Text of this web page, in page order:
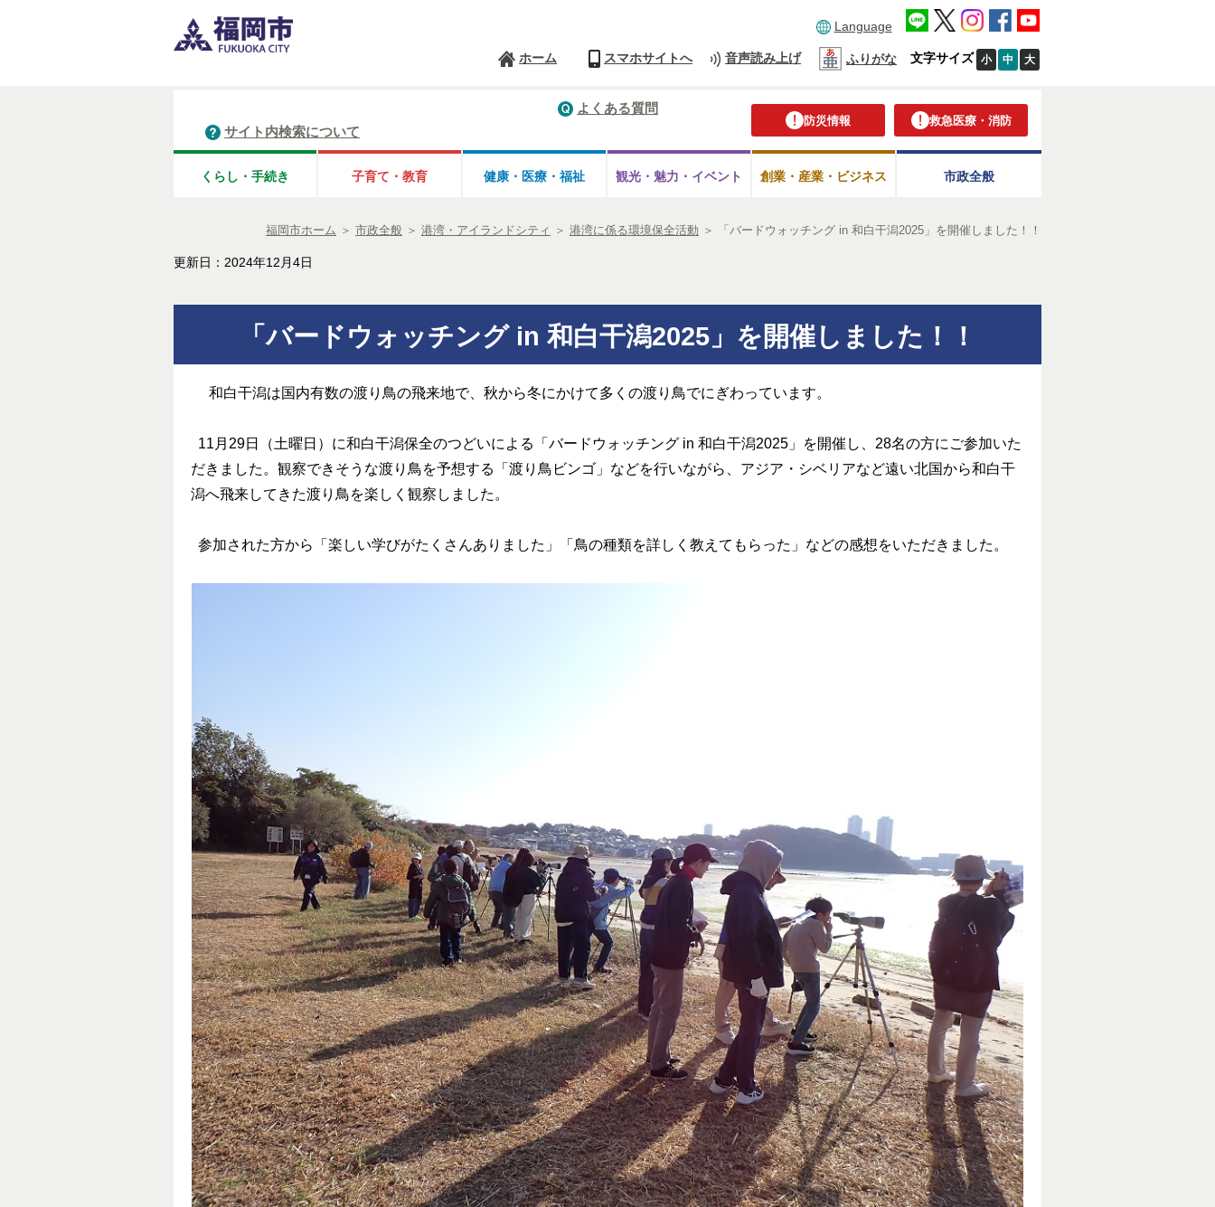
Language
ホーム スマホサイトへ 音声読み上げ ふりがな 文字サイズ 小 中 大
防災情報 救急医療・消防
よくある質問
サイト内検索について
くらし・手続き 子育て・教育 健康・医療・ 福祉 観光・魅力・ イベント 創業・産業・ビジネス 市政全般
福岡市ホーム ＞ 市政全般 ＞ 港湾・アイランドシティ ＞ 港湾に係る環境保全活動 ＞ 「バードウォッチング in 和白干潟2025」を開催しました！！
更新日：2024年12月4日
「バードウォッチング in 和白干潟2025」を開催しました！！
和白干潟は国内有数の渡り鳥の飛来地で、秋から冬にかけて多くの渡り鳥でにぎわっています。
11月29日（土曜日）に和白干潟保全のつどいによる「バードウォッチング in 和白干潟2025」を開催し、28名の方にご参加いた
だきました。観察できそうな渡り鳥を予想する「渡り鳥ビンゴ」などを行いながら、アジア・シベリアなど遠い北国から和白干
潟へ飛来してきた渡り鳥を楽しく観察しました。
参加された方から「楽しい学びがたくさんありました」「鳥の種類を詳しく教えてもらった」などの感想をいただきました。